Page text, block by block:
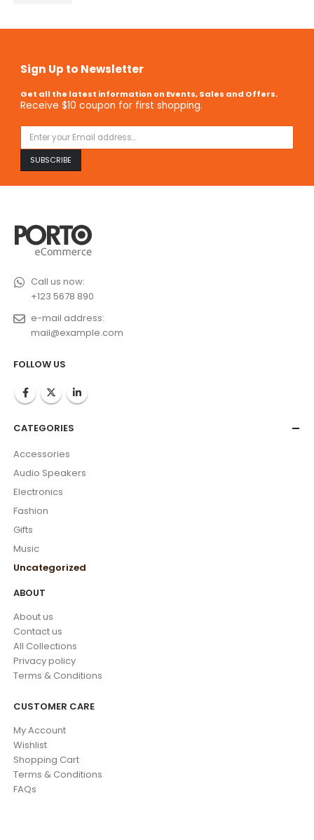
Sign Up to Newsletter
Get all the latest information on Events, Sales and Offers.
Receive $10 coupon for first shopping.
Call us now:
+123 5678 890
e-mail address:
mail@example.com
FOLLOW US
CATEGORIES
Accessories
Audio Speakers
Electronics
Fashion
Gifts
Music
Uncategorized
ABOUT
About us
Contact us
All Collections
Privacy policy
Terms & Conditions
CUSTOMER CARE
My Account
Wishlist
Shopping Cart
Terms & Conditions
FAQs